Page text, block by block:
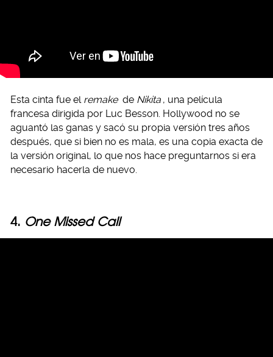
Esta cinta fue el remake de Nikita , una película
francesa dirigida por Luc Besson. Hollywood no se
aguantó las ganas y sacó su propia versión tres años
después, que si bien no es mala, es una copia exacta de
la versión original, lo que nos hace preguntarnos si era
necesario hacerla de nuevo.
4. One Missed Call